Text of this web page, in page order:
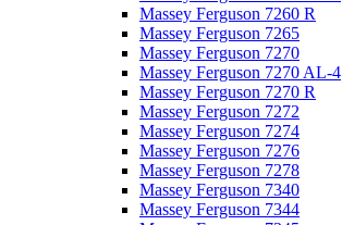
Massey Ferguson 7260 R
Massey Ferguson 7265
Massey Ferguson 7270
Massey Ferguson 7270 AL-4
Massey Ferguson 7270 R
Massey Ferguson 7272
Massey Ferguson 7274
Massey Ferguson 7276
Massey Ferguson 7278
Massey Ferguson 7340
Massey Ferguson 7344